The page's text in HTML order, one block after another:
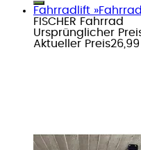
Fahrradlift
FISCHER Fahrrad
Ursprünglicher
Aktueller Preis